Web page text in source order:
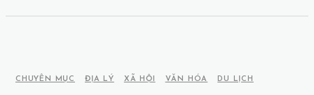
CHUYÊN MỤC ĐỊA LÝ XÃ HỘI VĂN HÓA DU LỊCH